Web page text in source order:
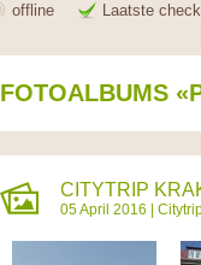
offline Laatste
FOTOALBUMS
CITYTRIP
05 April 2016 |